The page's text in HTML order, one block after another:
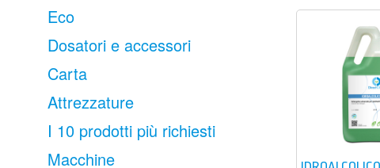
Eco
Dosatori e accessori
Carta
Attrezzature
I 10 prodotti più richiesti
Macchine